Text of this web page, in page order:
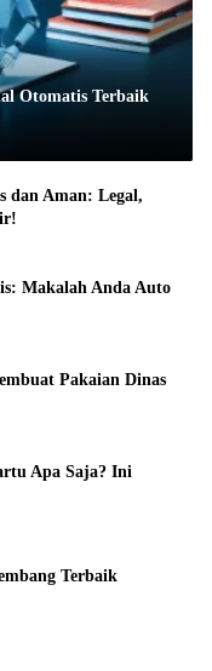
Otomatis Terbaik
dan Aman: Legal,
Makalah Anda Auto
Pakaian Dinas
Apa Saja? Ini
Terbaik